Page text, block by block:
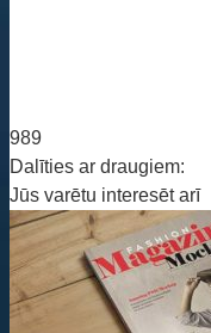
989
Dalīties ar draugiem:
Jūs varētu interesēt arī